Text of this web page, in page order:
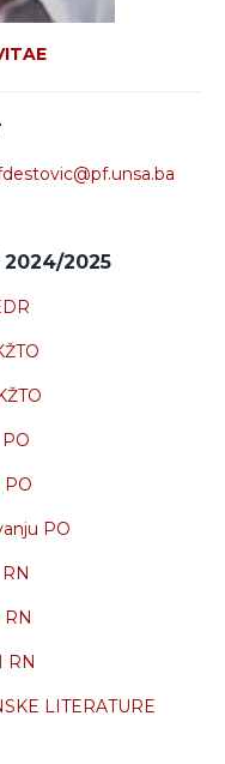
2025
PO
RN
LITERATURE